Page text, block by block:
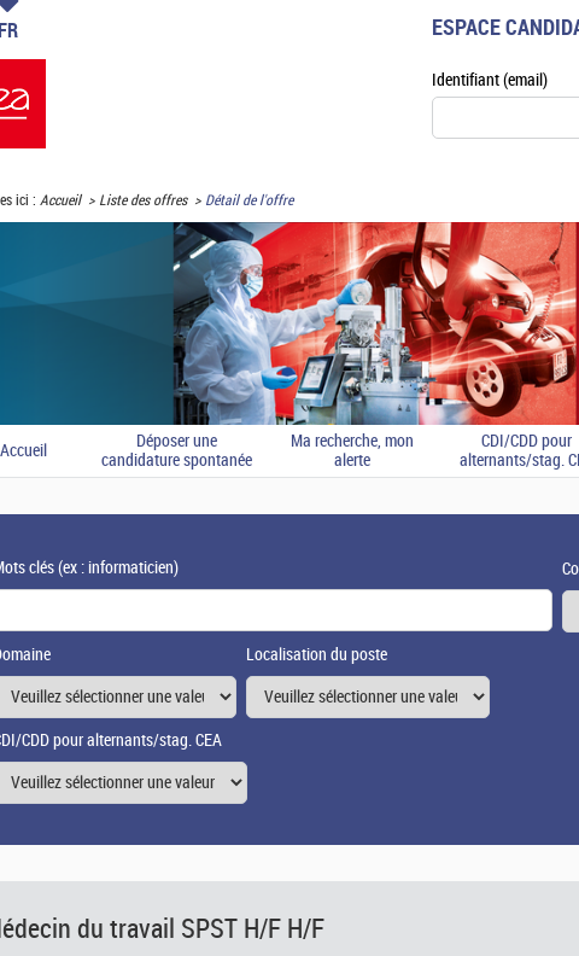
ESPACE
Identifiant (email)
ici : Accueil Liste des offres Détail de l'offre
Accueil
Déposer une
candidature spontanée
Ma recherche, mon
alerte
CDI/CDD pour
alternants/stag.
clés(ex : informaticien)
Localisation du poste
CDD pour alternants/stag. CEA
du travail SPST H/F H/F